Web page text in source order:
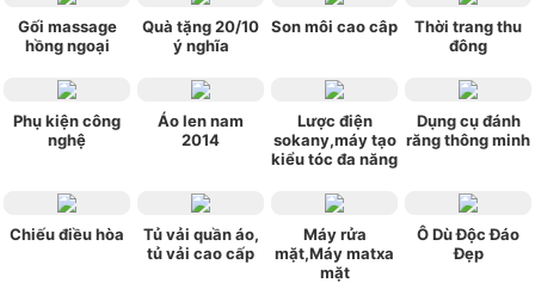
Gối massage
hồng ngoại
Quà tặng 20/10
ý nghĩa
Son môi cao câp
Thời trang thu
đông
Phụ kiện công
nghệ
Áo len nam
2014
Lược điện
sokany,máy tạo
kiểu tóc đa năng
Dụng cụ đánh
răng thông minh
Chiếu điều hòa
Tủ vải quần áo,
tủ vải cao cấp
Máy rửa
mặt,Máy matxa
mặt
Ô Dù Độc Đáo
Đẹp